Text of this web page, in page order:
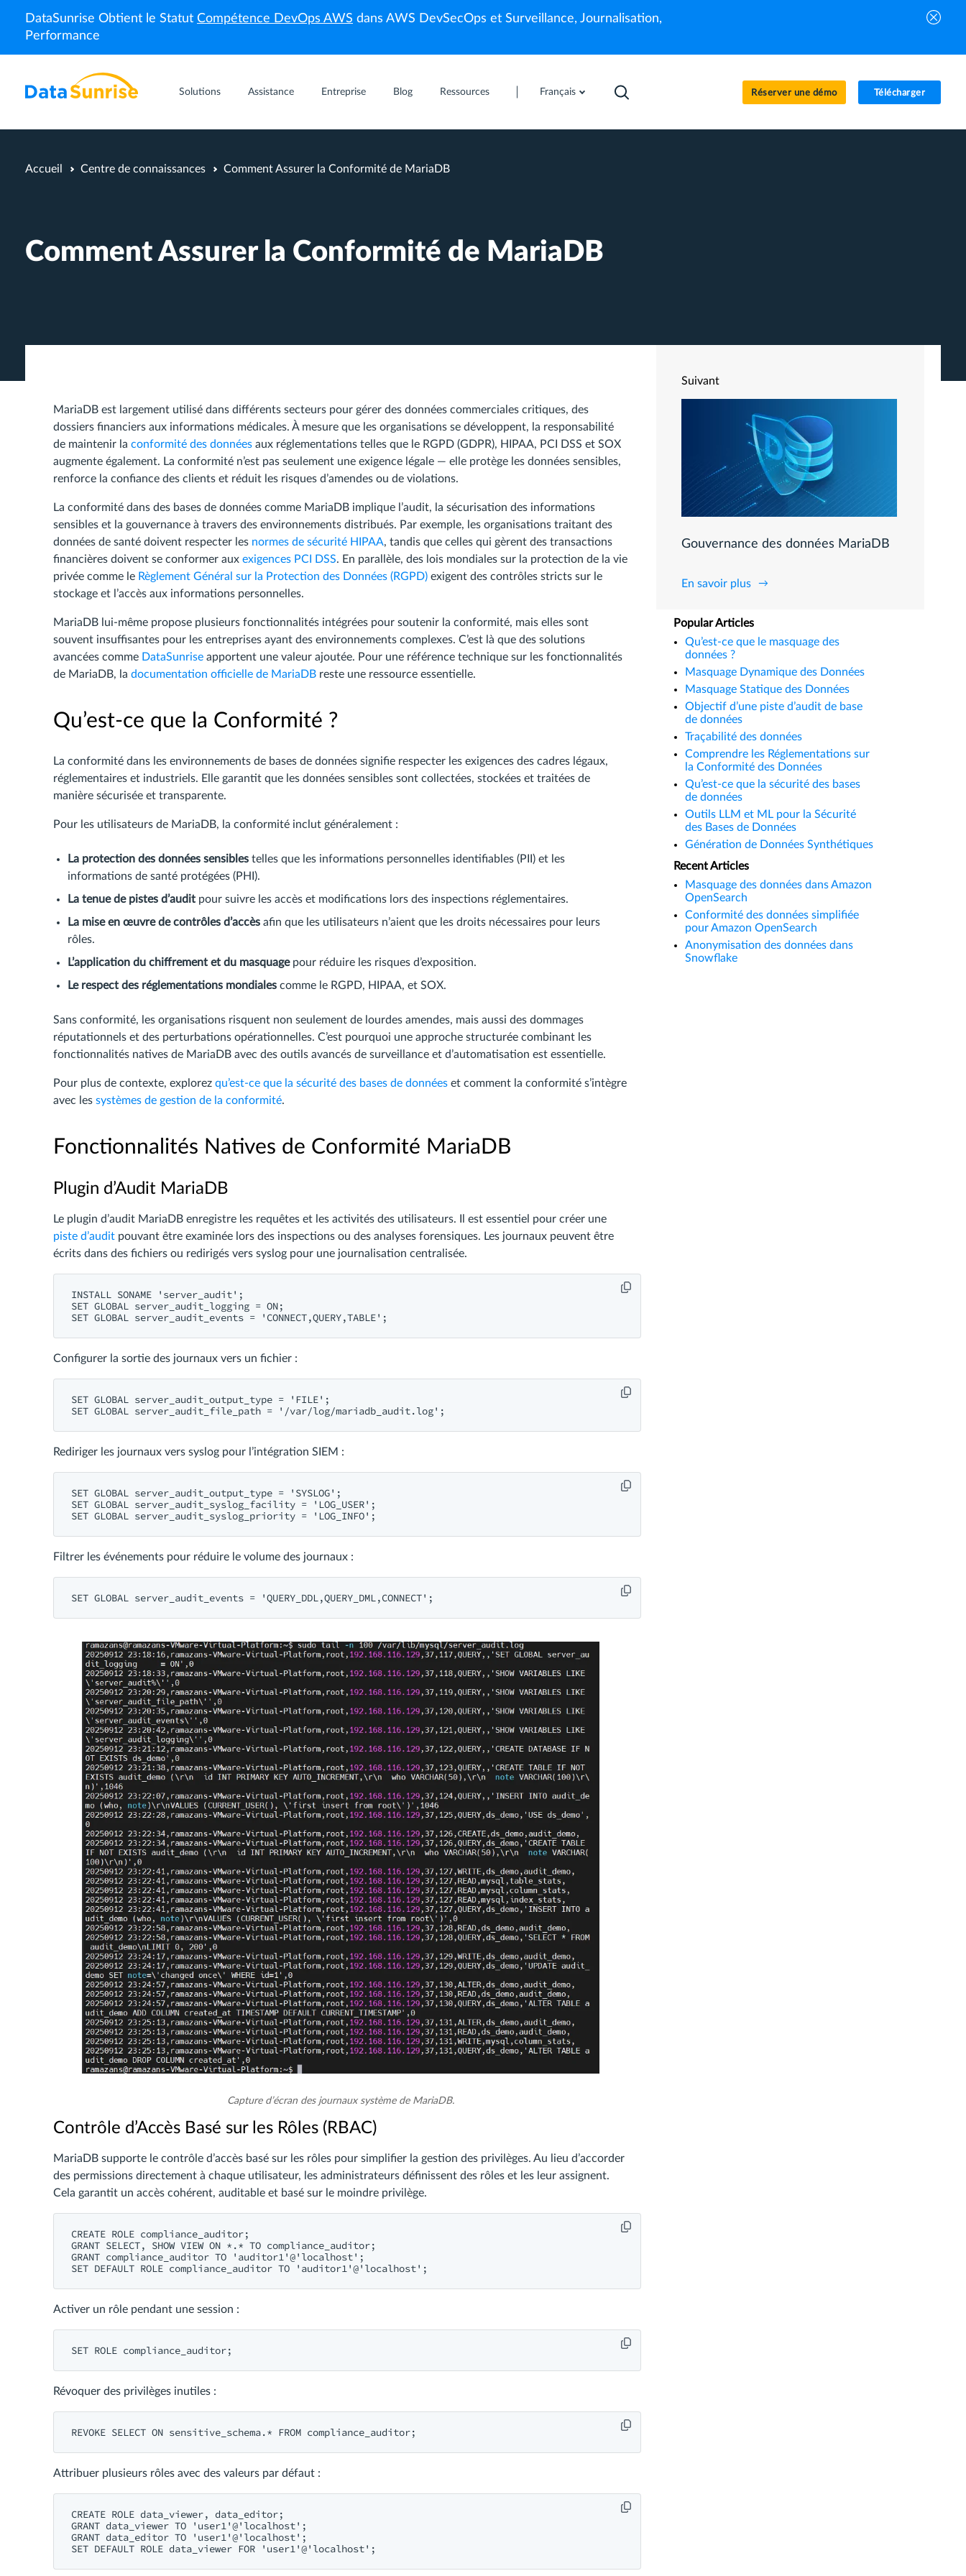
DataSunrise Obtient le Statut Compétence DevOps AWS dans AWS DevSecOps et Surveillance, Journalisation,
Performance
Solutions Assistance Entreprise Blog Ressources Français Réserver une démo Télécharger
Accueil Centre de connaissances Comment Assurer la Conformité de MariaDB
Comment Assurer la Conformité de MariaDB
MariaDB est largement utilisé dans différents secteurs pour gérer des données commerciales critiques, des
dossiers financiers aux informations médicales. À mesure que les organisations se développent, la responsabilité
de maintenir la conformité des données aux réglementations telles que le RGPD (GDPR), HIPAA, PCI DSS et SOX
augmente également. La conformité n’est pas seulement une exigence légale — elle protège les données sensibles,
renforce la confiance des clients et réduit les risques d’amendes ou de violations.
La conformité dans des bases de données comme MariaDB implique l’audit, la sécurisation des informations
sensibles et la gouvernance à travers des environnements distribués. Par exemple, les organisations traitant des
données de santé doivent respecter les normes de sécurité HIPAA, tandis que celles qui gèrent des transactions
financières doivent se conformer aux exigences PCI DSS. En parallèle, des lois mondiales sur la protection de la vie
privée comme le Règlement Général sur la Protection des Données (RGPD) exigent des contrôles stricts sur le
stockage et l’accès aux informations personnelles.
MariaDB lui-même propose plusieurs fonctionnalités intégrées pour soutenir la conformité, mais elles sont
souvent insuffisantes pour les entreprises ayant des environnements complexes. C’est là que des solutions
avancées comme DataSunrise apportent une valeur ajoutée. Pour une référence technique sur les fonctionnalités
de MariaDB, la documentation officielle de MariaDB reste une ressource essentielle.
Qu’est-ce que la Conformité ?
La conformité dans les environnements de bases de données signifie respecter les exigences des cadres légaux,
réglementaires et industriels. Elle garantit que les données sensibles sont collectées, stockées et traitées de
manière sécurisée et transparente.
Pour les utilisateurs de MariaDB, la conformité inclut généralement :
La protection des données sensibles telles que les informations personnelles identifiables (PII) et les
informations de santé protégées (PHI).
La tenue de pistes d’audit pour suivre les accès et modifications lors des inspections réglementaires.
La mise en œuvre de contrôles d’accès afin que les utilisateurs n’aient que les droits nécessaires pour leurs
rôles.
L’application du chiffrement et du masquagepour réduire les risques d’exposition.
Le respect des réglementations mondiales comme le RGPD, HIPAA, et SOX.
Sans conformité, les organisations risquent non seulement de lourdes amendes, mais aussi des dommages
réputationnels et des perturbations opérationnelles. C’est pourquoi une approche structurée combinant les
fonctionnalités natives de MariaDB avec des outils avancés de surveillance et d’automatisation est essentielle.
Pour plus de contexte, explorez qu’est-ce que la sécurité des bases de données et comment la conformité s’intègre
avec les systèmes de gestion de la conformité.
Fonctionnalités Natives de Conformité MariaDB
Plugin d’Audit MariaDB
Le plugin d’audit MariaDB enregistre les requêtes et les activités des utilisateurs. Il est essentiel pour créer une
piste d’audit pouvant être examinée lors des inspections ou des analyses forensiques. Les journaux peuvent être
écrits dans des fichiers ou redirigés vers syslog pour une journalisation centralisée.
INSTALL SONAME 'server_audit';
SET GLOBAL server_audit_logging = ON;
Configurer la sortie des journaux vers un fichier :
SET GLOBAL server_audit_output_type = 'FILE';
Rediriger les journaux vers syslog pour l’intégration SIEM :
SET GLOBAL server_audit_output_type = 'SYSLOG';
SET GLOBAL server_audit_syslog_facility = 'LOG_USER';
Filtrer les événements pour réduire le volume des journaux :
Capture d’écran des journaux système de MariaDB.
Contrôle d’Accès Basé sur les Rôles (RBAC)
MariaDB supporte le contrôle d’accès basé sur les rôles pour simplifier la gestion des privilèges. Au lieu d’accorder
des permissions directement à chaque utilisateur, les administrateurs définissent des rôles et les leur assignent.
Cela garantit un accès cohérent, auditable et basé sur le moindre privilège.
CREATE ROLE compliance_auditor;
GRANT SELECT, SHOW VIEW ON *.* TO compliance_auditor;
GRANT compliance_auditor TO 'auditor1'@'localhost';
Activer un rôle pendant une session :
Révoquer des privilèges inutiles :
Attribuer plusieurs rôles avec des valeurs par défaut :
CREATE ROLE data_viewer, data_editor;
GRANT data_viewer TO 'user1'@'localhost';
GRANT data_editor TO 'user1'@'localhost';
Suivant
Gouvernance des données MariaDB
En savoir plus
Popular Articles
Qu’est-ce que le masquage des
données ?
Masquage Dynamique des Données
Masquage Statique des Données
Objectif d’une piste d’audit de base
de données
Traçabilité des données
Comprendre les Réglementations sur
la Conformité des Données
Qu’est-ce que la sécurité des bases
de données
Outils LLM et ML pour la Sécurité
des Bases de Données
Génération de Données Synthétiques
Recent Articles
Masquage des données dans Amazon
OpenSearch
Conformité des données simplifiée
pour Amazon OpenSearch
Anonymisation des données dans
Snowflake